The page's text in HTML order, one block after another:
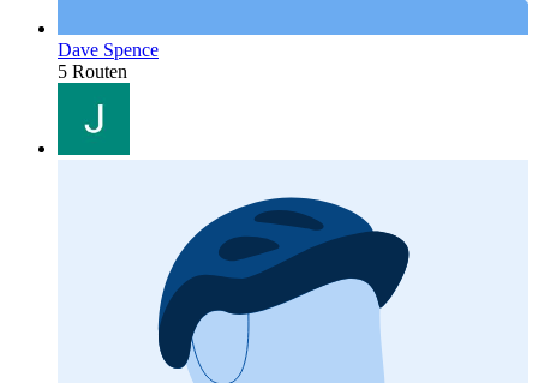
Dave Spence
5 Routen